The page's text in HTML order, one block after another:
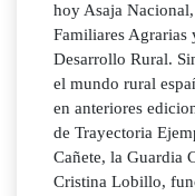
hoy Asaja
Familiares Agrarias
Desarrollo Rural.
el mundo rural
en anteriores
de Trayectoria
Cañete, la Guardia
Cristina Lobillo,